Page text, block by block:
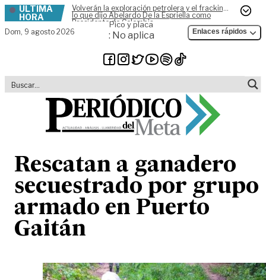
Skip to content
ÚLTIMA
HORA
Volverán la exploración petrolera y el fracking,
lo que dijo Abelardo De la Espriella como
Presidente de Colombia
Dom, 9 agosto 2026
Pico y placa
: No aplica Enlaces rápidos
Rescatan a ganadero
secuestrado por grupo
armado en Puerto
Gaitán